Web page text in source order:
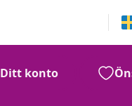
Ditt konto